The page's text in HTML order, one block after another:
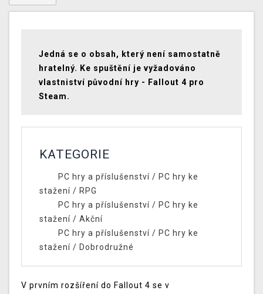
Jedná se o obsah, který není samostatně
hratelný. Ke spuštění je vyžadováno
vlastniství původní hry - Fallout 4 pro
Steam.
KATEGORIE
PC hry a příslušenství/ PC hry ke
stažení / RPG
PC hry a příslušenství/ PC hry ke
stažení / Akční
PC hry a příslušenství/ PC hry ke
stažení / Dobrodružné
V prvním rozšíření do Fallout 4 se v